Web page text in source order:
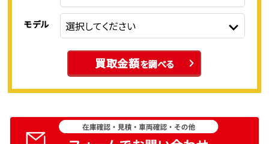
モデル
買取金額を調べる